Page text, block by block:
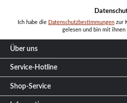
Ich habe die Datenschutzbestimmungen zur
gelesen und bin mit ihnen
Über uns
Service-Hotline
Shop-Service